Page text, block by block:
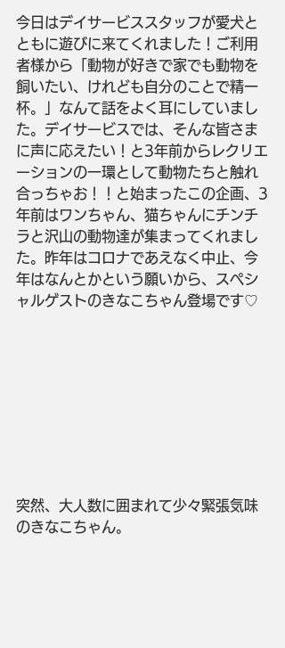
今日はデイサービススタッフが愛犬と
ともに遊びに来てくれました！ご利用
者様から「動物が好きで家でも動物を
飼いたい、けれども自分のことで精一
杯。」なんて話をよく耳にしていまし
た。デイサービスでは、そんな皆さま
に声に応えたい！と3年前からレクリエ
ーションの一環として動物たちと触れ
合っちゃお！！と始まったこの企画、3
年前はワンちゃん、猫ちゃんにチンチ
ラと沢山の動物達が集まってくれまし
た。昨年はコロナであえなく中止、今
年はなんとかという願いから、スペシ
ャルゲストのきなこちゃん登場です♡
突然、大人数に囲まれて少々緊張気味
のきなこちゃん。